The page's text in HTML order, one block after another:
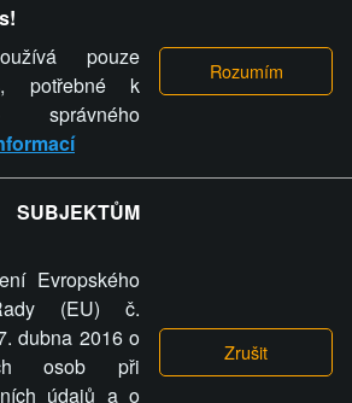
které se toto opatření provozovatele
která umístila fotografii nebo video na
odstranění fotografie, videa nebo
uvedenou okolnost uplatnit vůči
žádný nárok na náhradu škody nebo
nemajetkové újmy.
- Svět není zvrácenej. To jen
ty lidi...
pouze
potřebné k
správného
Evropského
(EU) č.
dubna 2016 o
osob při
údajů a o